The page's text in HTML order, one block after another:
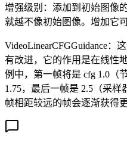
增强级别：添加到初始图像
就越不像初始图像。增加它
VideoLinearCFGGuidance：
有改进，它的作用是在线性
例中，第一帧将是 cfg 1.0（
1.75，最后一帧是 2.5（采
帧相距较远的帧会逐渐获得更